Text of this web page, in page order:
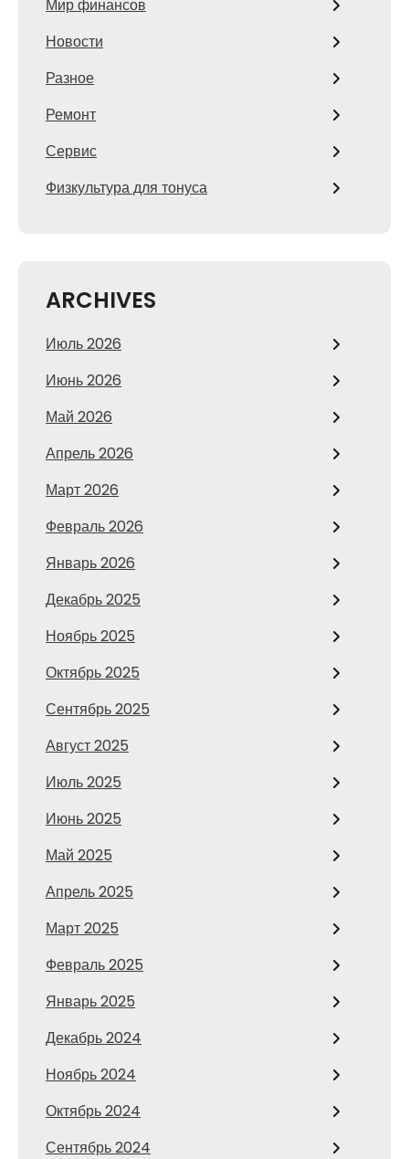
Мир финансов
Новости
Разное
Ремонт
Сервис
Физкультура для тонуса
ARCHIVES
Июль 2026
Июнь 2026
Май 2026
Апрель 2026
Март 2026
Февраль 2026
Январь 2026
Декабрь 2025
Ноябрь 2025
Октябрь 2025
Сентябрь 2025
Август 2025
Июль 2025
Июнь 2025
Май 2025
Апрель 2025
Март 2025
Февраль 2025
Январь 2025
Декабрь 2024
Ноябрь 2024
Октябрь 2024
Сентябрь 2024